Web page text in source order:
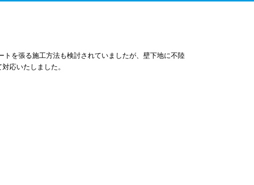
を張る施工方法も検討されていましたが、壁下地に不陸
応いたしました。